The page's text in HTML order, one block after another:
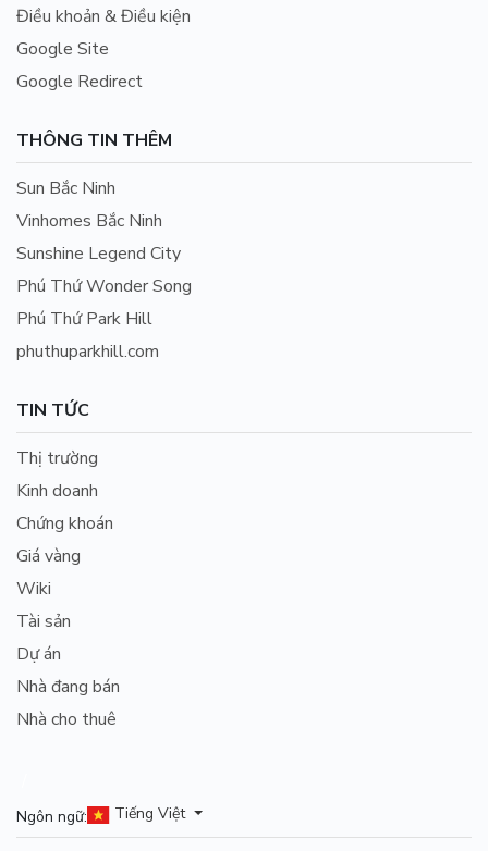
Điều khoản & Điều kiện
Google Site
Google Redirect
THÔNG TIN THÊM
Sun Bắc Ninh
Vinhomes Bắc Ninh
Sunshine Legend City
Phú Thứ Wonder Song
Phú Thứ Park Hill
phuthuparkhill.com
TIN TỨC
Thị trường
Kinh doanh
Chứng khoán
Giá vàng
Wiki
Tài sản
Dự án
Nhà đang bán
Nhà cho thuê
Ngôn ngữ: Tiếng Việt